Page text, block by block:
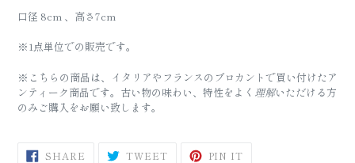
口径 8cm 、高さ7cm
※1点単位での販売です。
※こちらの商品は、イタリアやフランスのブロカントで買い付けたア
ンティーク商品です。 古い物の味わい、特性をよく 理解いただける方
のみご購入をお願い致します。
SHARE SHARE TWEETTWEET PIN IT